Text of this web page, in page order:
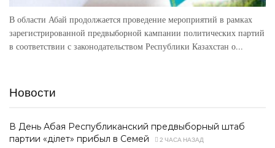
В области Абай продолжается проведение мероприятий в рамках
зарегистрированной предвыборной кампании политических партий
в соответствии с законодательством Республики Казахстан о...
Новости
В День Абая Республиканский предвыборный штаб
партии «Әділет» прибыл в Семей
2 ЧАСА НАЗАД